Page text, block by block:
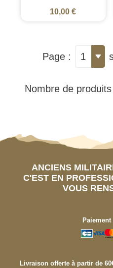
10,00 €
Page : 1
Nombre de
ANCIENS
C'EST EN
VOUS
Livraison offerte à partir de